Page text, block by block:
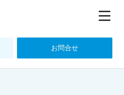
お問合せ